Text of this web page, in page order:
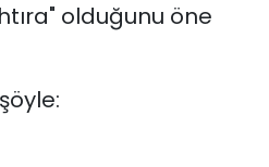
olduğunu öne